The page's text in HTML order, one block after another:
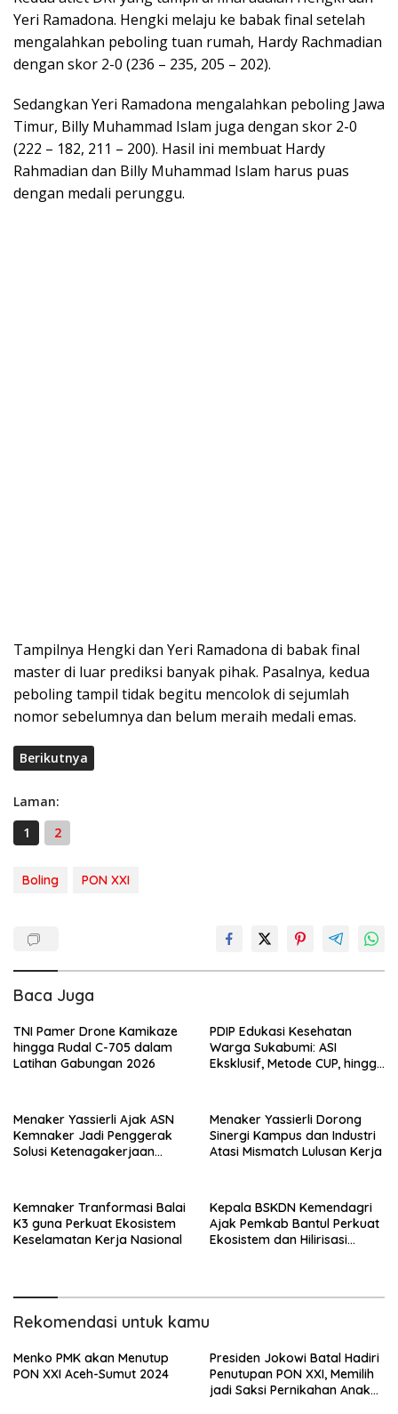
Yeri Ramadona. Hengki melaju ke babak final setelah
mengalahkan peboling tuan rumah, Hardy Rachmadian
dengan skor 2-0 (236 – 235, 205 – 202).
Sedangkan Yeri Ramadona mengalahkan peboling Jawa
Timur, Billy Muhammad Islam juga dengan skor 2-0
(222 – 182, 211 – 200). Hasil ini membuat Hardy
Rahmadian dan Billy Muhammad Islam harus puas
dengan medali perunggu.
Tampilnya Hengki dan Yeri Ramadona di babak final
master di luar prediksi banyak pihak. Pasalnya, kedua
peboling tampil tidak begitu mencolok di sejumlah
nomor sebelumnya dan belum meraih medali emas.
Berikutnya
Laman:
1
2
Boling PON XXI
Baca Juga
TNI Pamer Drone Kamikaze
hingga Rudal C-705 dalam
Latihan Gabungan 2026
PDIP Edukasi Kesehatan
Warga Sukabumi: ASI
Eksklusif, Metode CUP, hingga
Menaker Yassierli Ajak ASN
Kemnaker Jadi Penggerak
Solusi Ketenagakerjaan
Menaker Yassierli Dorong
Sinergi Kampus dan Industri
Atasi Mismatch Lulusan Kerja
Kemnaker Tranformasi Balai
K3 guna Perkuat Ekosistem
Keselamatan Kerja Nasional
Kepala BSKDN Kemendagri
Ajak Pemkab Bantul Perkuat
Ekosistem dan Hilirisasi
Rekomendasi untuk kamu
Menko PMK akan Menutup
PON XXI Aceh-Sumut 2024
Presiden Jokowi Batal Hadiri
Penutupan PON XXI, Memilih
jadi Saksi Pernikahan Anak